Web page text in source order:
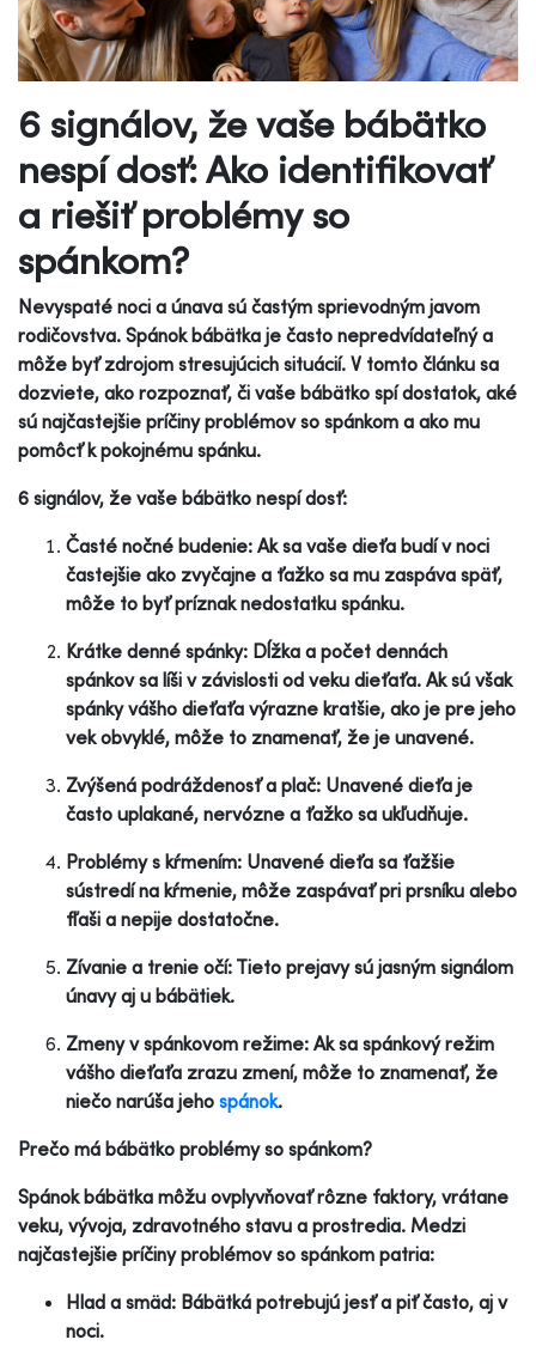
6 signálov, že vaše bábätko
nespí dosť: Ako identifikovať
a riešiť problémy so
spánkom?
Nevyspaté noci a únava sú častým sprievodným javom
rodičovstva. Spánok bábätka je často nepredvídateľný a
môže byť zdrojom stresujúcich situácií. V tomto článku sa
dozviete, ako rozpoznať, či vaše bábätko spí dostatok, aké
sú najčastejšie príčiny problémov so spánkom a ako mu
pomôcť k pokojnému spánku.
6 signálov, že vaše bábätko nespí dosť:
Časté nočné budenie: Ak sa vaše dieťa budí v noci
častejšie ako zvyčajne a ťažko sa mu zaspáva späť,
môže to byť príznak nedostatku spánku.
Krátke denné spánky: Dĺžka a počet dennách
spánkov sa líši v závislosti od veku dieťaťa. Ak sú však
spánky vášho dieťaťa výrazne kratšie, ako je pre jeho
vek obvyklé, môže to znamenať, že je unavené.
Zvýšená podráždenosť a plač: Unavené dieťa je
často uplakané, nervózne a ťažko sa ukľudňuje.
Problémy s kŕmením: Unavené dieťa sa ťažšie
sústredí na kŕmenie, môže zaspávať pri prsníku alebo
fľaši a nepije dostatočne.
Zívanie a trenie očí: Tieto prejavy sú jasným signálom
únavy aj u bábätiek.
Zmeny v spánkovom režime: Ak sa spánkový režim
vášho dieťaťa zrazu zmení, môže to znamenať, že
niečo narúša jeho spánok.
Prečo má bábätko problémy so spánkom?
Spánok bábätka môžu ovplyvňovať rôzne faktory, vrátane
veku, vývoja, zdravotného stavu a prostredia. Medzi
najčastejšie príčiny problémov so spánkom patria:
Hlad a smäd: Bábätká potrebujú jesť a piť často, aj v
noci.